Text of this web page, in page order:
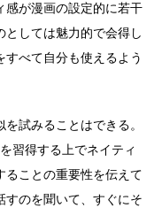
感が漫画の設定的に若干
しては魅力的で会得し
べて自分も使えるよう
試みることはできる。
習得する上でネイティ
ることの重要性を伝えて
すのを聞いて、すぐにそ